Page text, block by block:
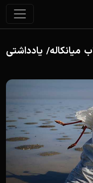
میانکاله/ یادداشتی